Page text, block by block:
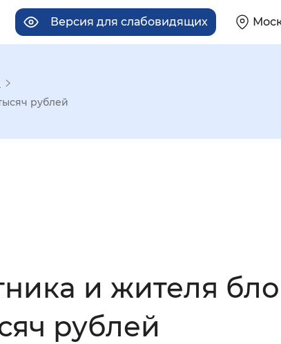
Версия для слабовидящих
Синий фон
рублей
и жителя
рублей